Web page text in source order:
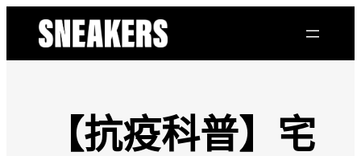
【抗疫科普】宅